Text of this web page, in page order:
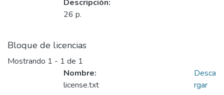
Descripción:
26 p.
Bloque de licencias
Mostrando 1 - 1 de 1
Nombre:
license.txt
Desca
rgar